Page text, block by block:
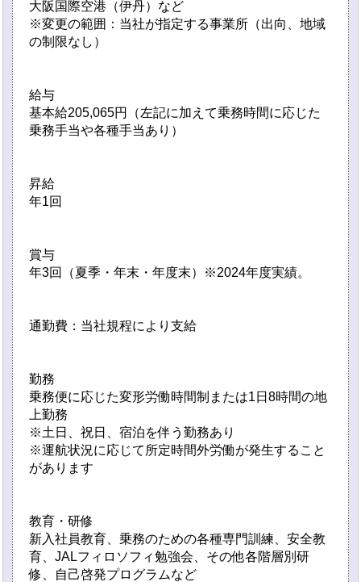
大阪国際空港（伊丹）など
※変更の範囲：当社が指定する事業所（出向、地域
の制限なし）
給与
基本給205,065円（左記に加えて乗務時間に応じた
乗務手当や各種手当あり）
昇給
年1回
賞与
年3回（夏季・年末・年度末）※2024年度実績。
通勤費：当社規程により支給
勤務
乗務便に応じた変形労働時間制または1日8時間の地
上勤務
※土日、祝日、宿泊を伴う勤務あり
※運航状況に応じて所定時間外労働が発生すること
があります
教育・研修
新入社員教育、乗務のための各種専門訓練、安全教
育、JALフィロソフィ勉強会、その他各階層別研
修、自己啓発プログラムなど